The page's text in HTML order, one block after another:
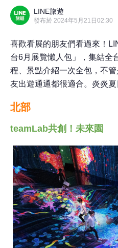
LINE旅遊
發布於 2024年5月21日02:30
喜歡看展的朋友們看過來！
台6月展覽懶人包」，集結全
程、景點介紹一次全包，不
友出遊通通都很適合。炎炎夏
北部
teamLab共創！未來園